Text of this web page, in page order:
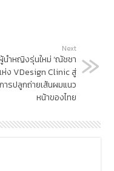
Next
ำหญิงรุ่นใหม่ ‘ณัชชา
ห่ง VDesign Clinic สู่
ารปลูกถ่ายเส้นผมแนว
หน้าของไทย